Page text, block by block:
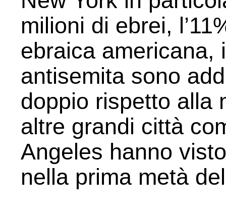
milioni di ebrei,
ebraica americana,
antisemita sono
doppio rispetto alla
altre grandi città
Angeles hanno
nella prima metà